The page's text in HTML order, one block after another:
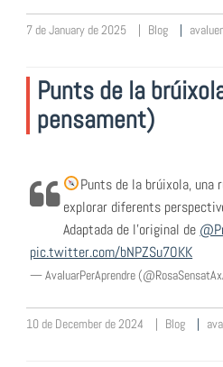
7 de January de 2025 Blog
Punts de la
pensament)
Punts de la brúixola, una
explorar diferents
Adaptada de l'original de
pic.twitter.com/bNPZSu7OKK
— AvaluarPerAprendre
10 de December de 2024 Blog